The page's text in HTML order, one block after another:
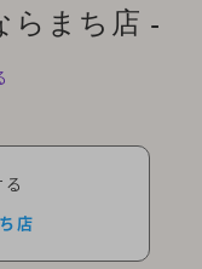
らまち店 -
店